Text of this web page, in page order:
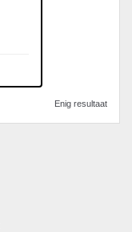
Enig resultaat